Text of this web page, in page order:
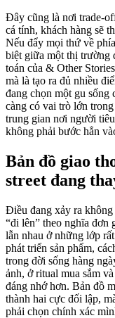
Đây cũng là nơi trade-
cá tính, khách hàng sẽ
Nếu đẩy mọi thứ về
biệt giữa một thị trường
toán của & Other
mà là tạo ra đủ nhiều
đang chọn một gu sống
càng có vai trò lớn
trung gian nơi người
không phải bước hẳn
Bản đồ giao
street đang
Điều đang xảy ra
“đi lên” theo nghĩa đơn
lẫn nhau ở những lớp
phát triển sản phẩm,
trong đời sống hàng
ảnh, ở ritual mua sắm
đáng nhớ hơn. Bản đồ
thành hai cực đối lập,
phải chọn chính xác